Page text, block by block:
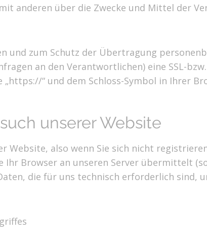
anderen über die Zwecke und Mittel der
und zum Schutz der Übertragung
an den Verantwortlichen) eine SSL-
“ und dem Schloss-Symbol in Ihrer
unserer Website
Website, also wenn Sie sich nicht
Browser an unseren Server übermittelt
die für uns technisch erforderlich sind,